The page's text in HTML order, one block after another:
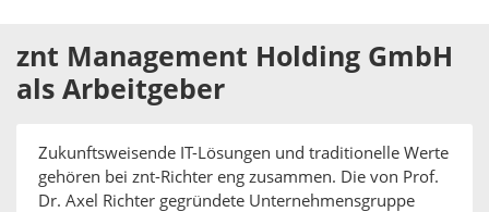
znt Management Holding GmbH
als Arbeitgeber
Zukunftsweisende IT-Lösungen und traditionelle Werte
gehören bei znt-Richter eng zusammen. Die von Prof.
Dr. Axel Richter gegründete Unternehmensgruppe